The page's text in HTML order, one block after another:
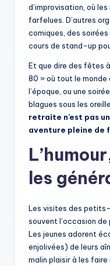
d’improvisation, où
farfelues. D’autres
comiques, des
cours de stand-up
Et que dire des fêtes
80 » où tout le monde
l’époque, ou une
blagues sous les
retraite n’est pas
aventure pleine de
les
Les visites des
souvent l’occasion
Les jeunes adorent
enjolivées) de leurs
malin plaisir à les